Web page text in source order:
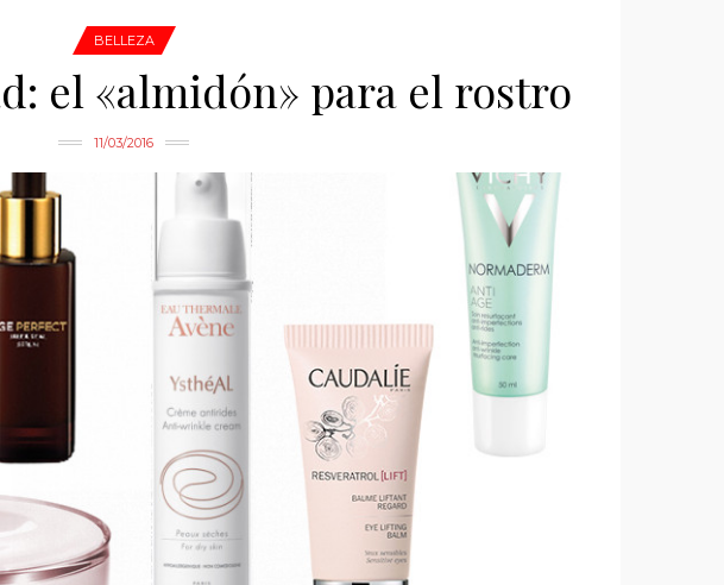
BELLEZA
el «almidón» para el rostro
11/03/2016